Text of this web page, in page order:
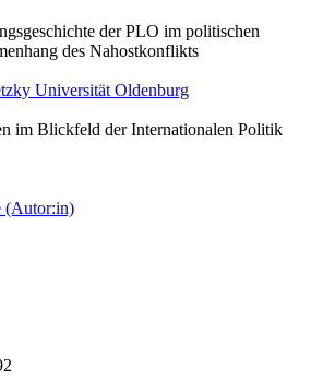
der PLO im politischen
des Nahostkonflikts
Universität Oldenburg
im Blickfeld der Internationalen Politik
(Autor:in)